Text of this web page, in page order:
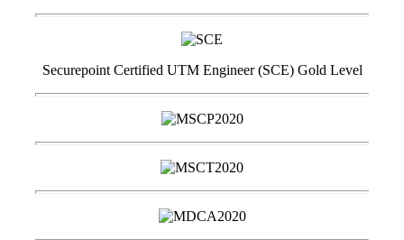
Securepoint Certified UTM Engineer (SCE) Gold Level